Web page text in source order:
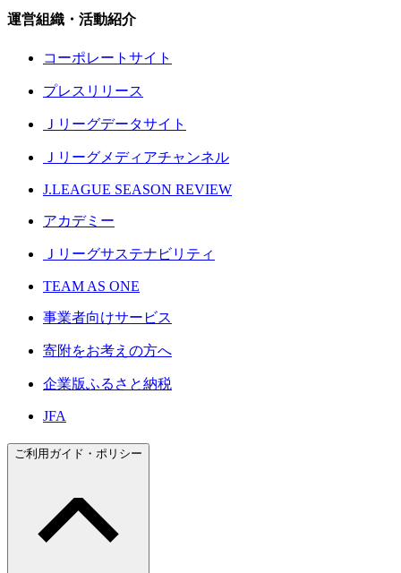
運営組織・活動紹介
コーポレートサイト
プレスリリース
Ｊリーグデータサイト
Ｊリーグメディアチャンネル
J.LEAGUE SEASON REVIEW
アカデミー
Ｊリーグサステナビリティ
TEAM AS ONE
事業者向けサービス
寄附をお考えの方へ
企業版ふるさと納税
JFA
ご利用ガイド・ポリシー